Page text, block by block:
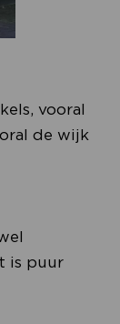
vooral
de wijk
is puur